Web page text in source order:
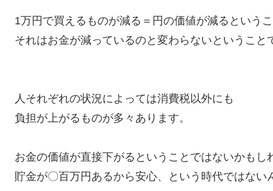
1万円で買えるものが減る＝円の価値が減るという
それはお金が減っているのと変わらないということ
人それぞれの状況によっては消費税以外にも
負担が上がるものが多々あります。
お金の価値が直接下がるということではないかもし
貯金が〇百万円あるから安心、という時代ではない